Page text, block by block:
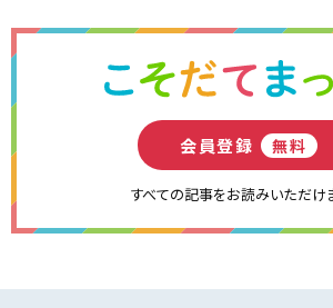
会員登録 無料
すべての記事をお読みいただけ